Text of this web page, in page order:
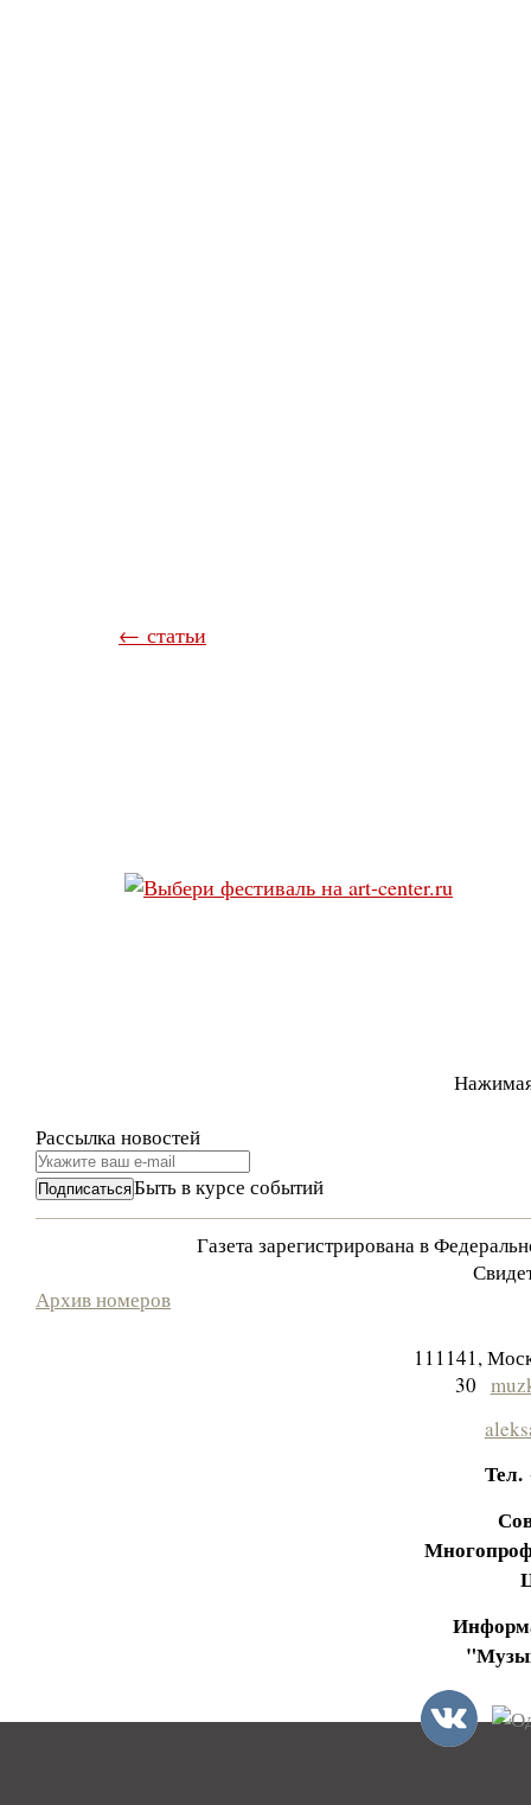
← статьи
Рассылка новостей
Быть в курсе событий
Газета зарегистрирована в
Архив номеров
111141,
30
Тел.